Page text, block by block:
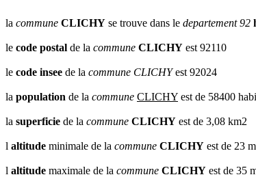
par
V
W X Y Z
la commune CLICHY se trouve dans le departement 92
le code postal de la commune CLICHY est 92110
le code insee de la commune CLICHYest 92024
la population de la commune CLICHY est de 58400
la superficie de la commune CLICHY est de 3,08 km2
l altitude minimale de la commune CLICHY est de 23 m
l altitude maximale de la commune CLICHY est de 35